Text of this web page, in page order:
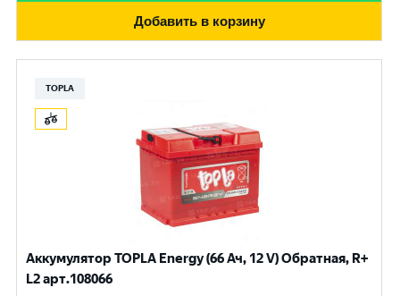
Добавить в корзину
TOPLA
Аккумулятор TOPLA Energy (66 Ач, 12 V) Обратная, R+
L2 арт.108066